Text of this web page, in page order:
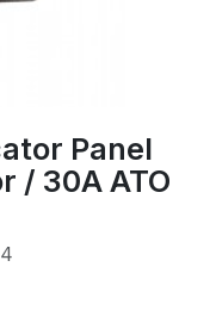
Panel
/ 30A ATO